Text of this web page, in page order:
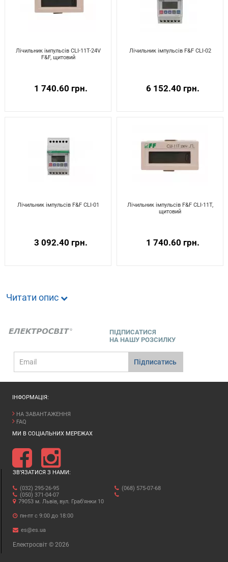
Лічильник імпульсів CLI-11T-24V
F&F, щитовий
1 740.60 грн.
Лічильник імпульсів F&F CLI-02
6 152.40 грн.
Лічильник імпульсів F&F CLI-01
3 092.40 грн.
Лічильник імпульсів F&F CLI-11T,
щитовий
1 740.60 грн.
Читати опис
ПІДПИСАТИСЯ
НА НАШУ РОЗСИЛКУ
mail
Підписатись
ІНФОРМАЦІЯ:
НА ЗАВАНТАЖЕННЯ
FAQ
МИ В СОЦІАЛЬНИХ МЕРЕЖАХ
ЗВ’ЯЗАТИСЯ З НАМИ:
(032) 295-26-95
(050) 371-04-07
(068) 575-07-68
79053 м. Львів, вул. Граб'янки 10
пн-пт с 9:00 до 18:00
es@es.ua
Електросвіт © 2026